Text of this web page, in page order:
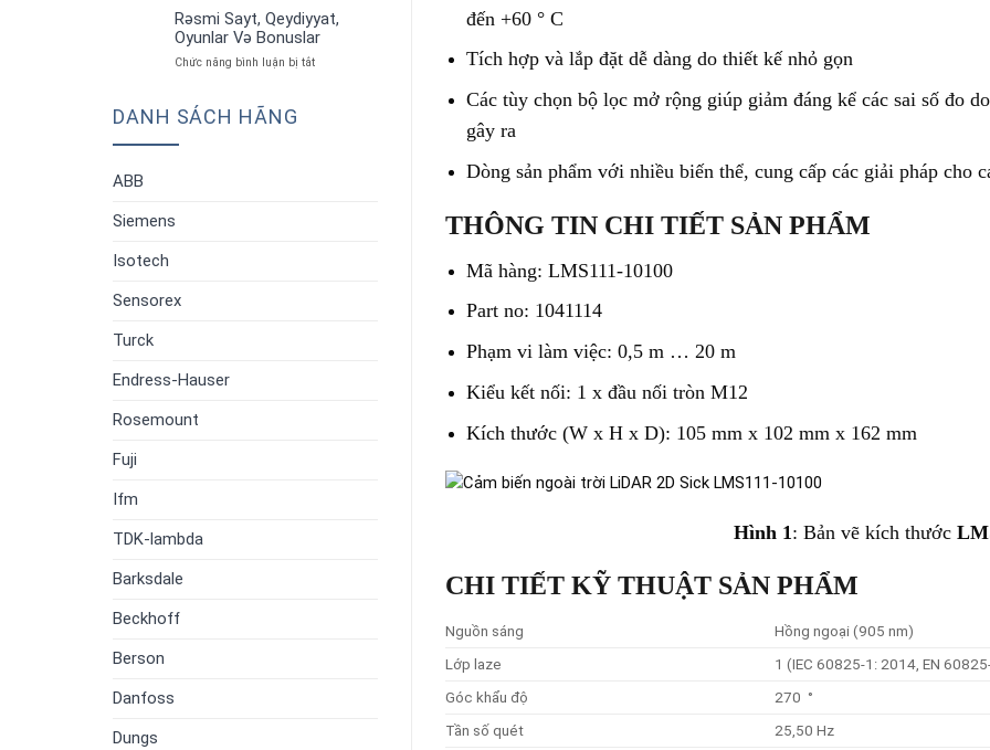
Rəsmi Sayt, Qeydiyyat,
Oyunlar Və Bonuslar
Chức năng bình luận bị tắtở
DANH SÁCH HÃNG
ABB
Siemens
Isotech
Sensorex
Turck
Endress-Hauser
Rosemount
Fuji
Ifm
TDK-lambda
Barksdale
Beckhoff
Berson
Danfoss
Dungs
đến +60 ° C
Tích hợp và lắp đặt dễ dàng do thiết kế nhỏ gọn
Các tùy chọn bộ lọc mở rộng giúp giảm đáng kể các sai số đo
gây ra
Dòng sản phẩm với nhiều biến thể, cung cấp các giải pháp cho
THÔNG TIN CHI TIẾT SẢN PHẨM
Mã hàng:LMS111-10100
Part no: 1041114
Phạm vi làm việc: 0,5 m … 20 m
Kiểu kết nối: 1 x đầu nối tròn M12
Kích thước (W x H x D): 105 mm x 102 mm x 162 mm
Hình 1 : Bản vẽ kích thước
CHI TIẾT KỸ THUẬT SẢN PHẨM
Nguồn sáng
Hồng ngoại (905 nm)
Lớp laze
1 (IEC 60825-1: 2014, EN
Góc khẩu độ
270 °
Tần số quét
25,50 Hz